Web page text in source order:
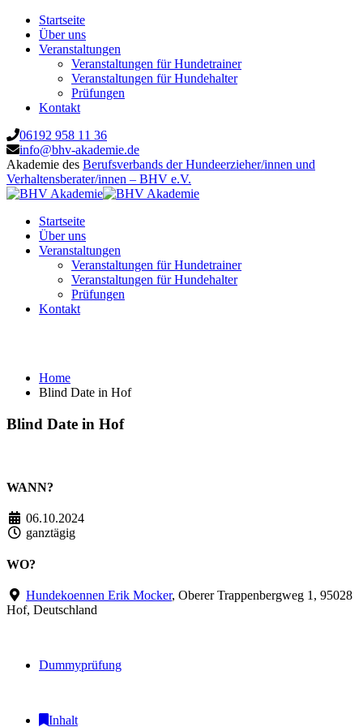
Startseite
Über uns
Veranstaltungen
Veranstaltungen für Hundetrainer
Veranstaltungen für Hundehalter
Prüfungen
Kontakt
06192 958 11 36
info@bhv-akademie.de
Akademie des Berufsverbands der Hundeerzieher/innen und
Verhaltensberater/innen – BHV e.V.
Startseite
Über uns
Veranstaltungen
Veranstaltungen für Hundetrainer
Veranstaltungen für Hundehalter
Prüfungen
Kontakt
Home
Blind Date in Hof
Blind Date in Hof
WANN?
06.10.2024
ganztägig
WO?
Hundekoennen Erik Mocker, Oberer Trappenbergweg 1, 95028
Hof, Deutschland
Dummyprüfung
Inhalt